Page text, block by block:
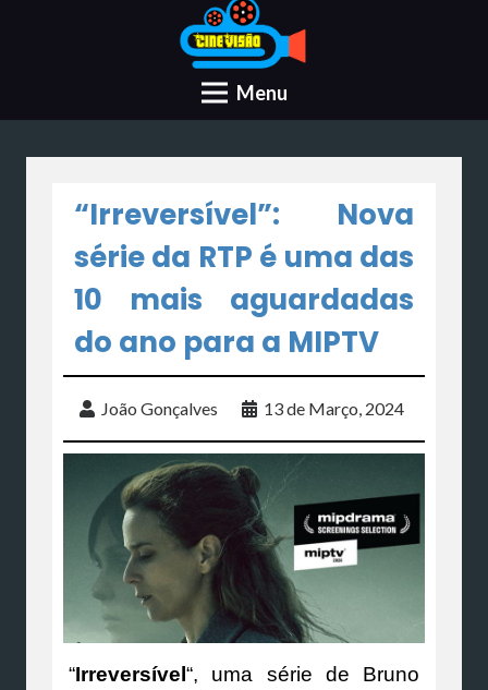
Menu
“Irreversível”: Nova
série da RTP é uma das
10 mais aguardadas
do ano para a MIPTV
João Gonçalves 13 de Março, 2024
“Irreversível“, uma série de Bruno